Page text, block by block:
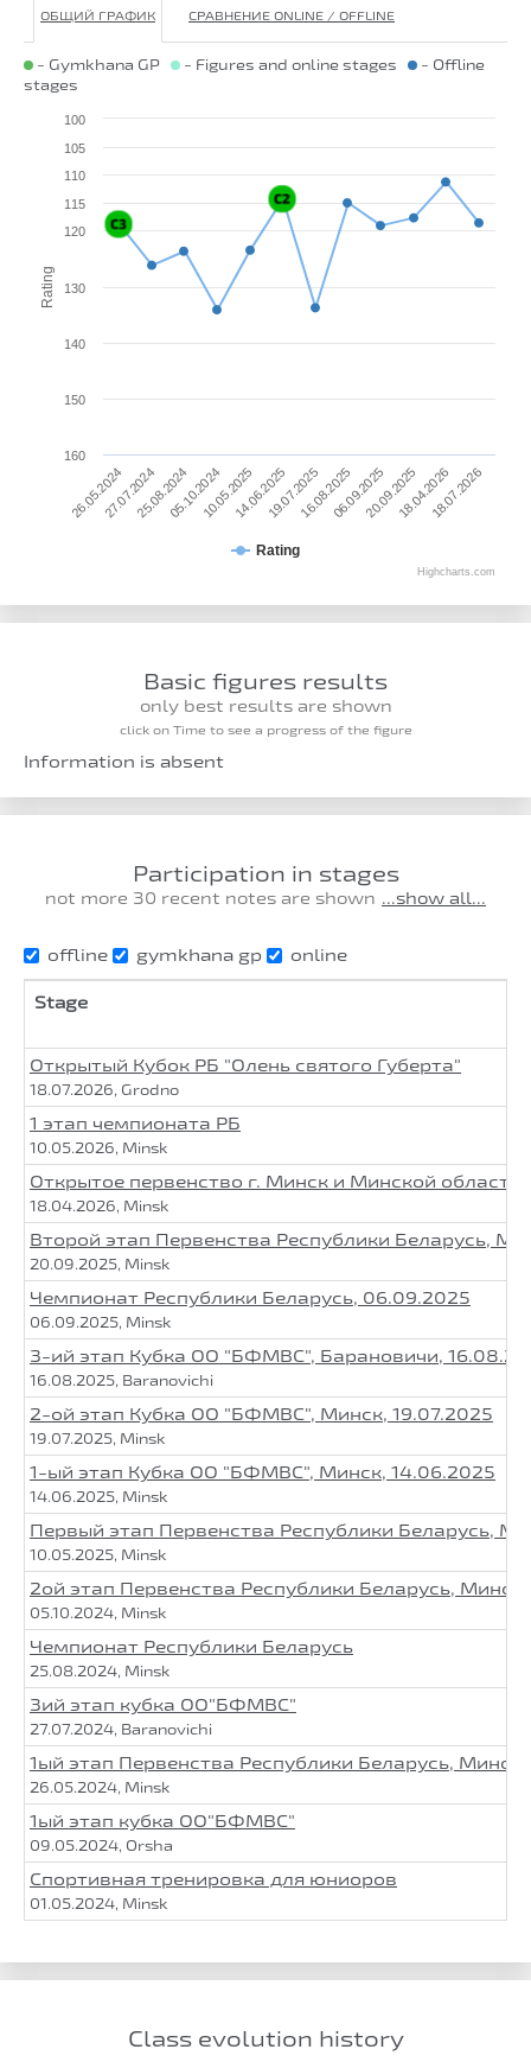
ОБЩИЙ ГРАФИК СРАВНЕНИЕ ONLINE / OFFLINE
- Gymkhana GP - Figures and online stages
- Offline
stages
Rating
Rating
26.05.202427.07.202425.08.202405.10.202410.05.202514.06.202519.07.202516.08.202506.09.202520.09.202518.04.202618.07.2026
100
105
110
115
120
130
140
150
160
Highcharts.com
Basic figures results
only best results are shown
click on Time to see a progress of the figure
Information is absent
Participation in stages
not more 30 recent notes are shown ...show all...
offline gymkhana gp online
Stage
Открытый Кубок РБ "Олень святого Губерта"
18.07.2026, Grodno
1 этап чемпионата РБ
10.05.2026, Minsk
Открытое первенство г. Минск и Минской
18.04.2026, Minsk
Второй этап Первенства Республики Беларусь,
20.09.2025, Minsk
Чемпионат Республики Беларусь, 06.09.2025
06.09.2025, Minsk
3-ий этап Кубка ОО "БФМВС", Барановичи,
16.08.2025, Baranovichi
2-ой этап Кубка ОО "БФМВС", Минск, 19.07.2025
19.07.2025, Minsk
1-ый этап Кубка ОО "БФМВС", Минск, 14.06.2025
14.06.2025, Minsk
Первый этап Первенства Республики Беларусь,
10.05.2025, Minsk
2ой этап Первенства Республики Беларусь, Минск
05.10.2024, Minsk
Чемпионат Республики Беларусь
25.08.2024, Minsk
3ий этап кубка ОО"БФМВС"
27.07.2024, Baranovichi
1ый этап Первенства Республики Беларусь, Минск
26.05.2024, Minsk
1ый этап кубка ОО"БФМВС"
09.05.2024, Orsha
Спортивная тренировка для юниоров
01.05.2024, Minsk
Class evolution history